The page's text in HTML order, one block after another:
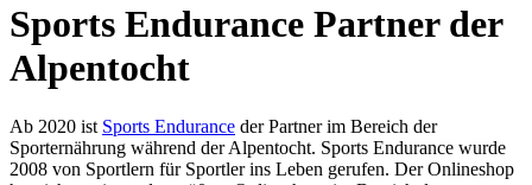
Sports Endurance Partner der
Alpentocht
Ab 2020 ist Sports Endurance der Partner im Bereich der
Sporternährung während der Alpentocht. Sports Endurance wurde
2008 von Sportlern für Sportler ins Leben gerufen. Der Onlineshop